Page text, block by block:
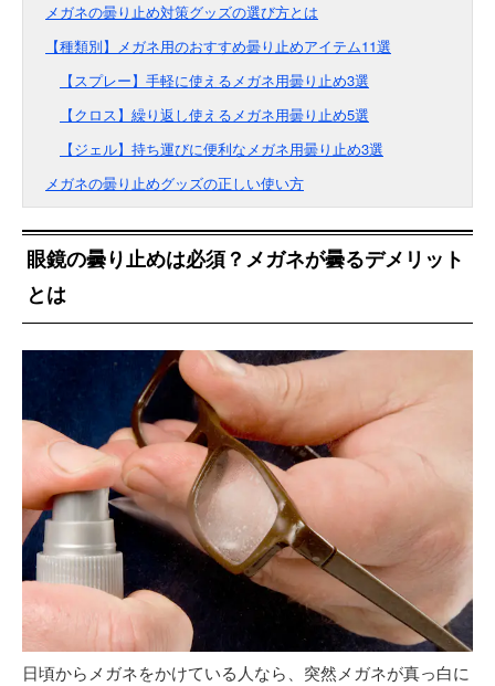
メガネの曇り止め対策グッズの選び方とは
【種類別】メガネ用のおすすめ曇り止めアイテム11選
【スプレー】手軽に使えるメガネ用曇り止め3選
【クロス】繰り返し使えるメガネ用曇り止め5選
【ジェル】持ち運びに便利なメガネ用曇り止め3選
メガネの曇り止めグッズの正しい使い方
眼鏡の曇り止めは必須？メガネが曇るデメリット
とは
日頃からメガネをかけている人なら、突然メガネが真っ白に